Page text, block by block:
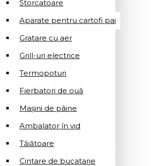
Storcatoare
Aparate pentru cartofi pai
Gratare cu aer
Grill-uri electrice
Termopoturi
Fierbatori de ouă
Mașini de pâine
Ambalator în vid
Tăiătoare
Cintare de bucatarie